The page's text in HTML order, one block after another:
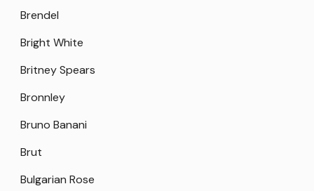
Brendel
Bright White
Britney Spears
Bronnley
Bruno Banani
Brut
Bulgarian Rose